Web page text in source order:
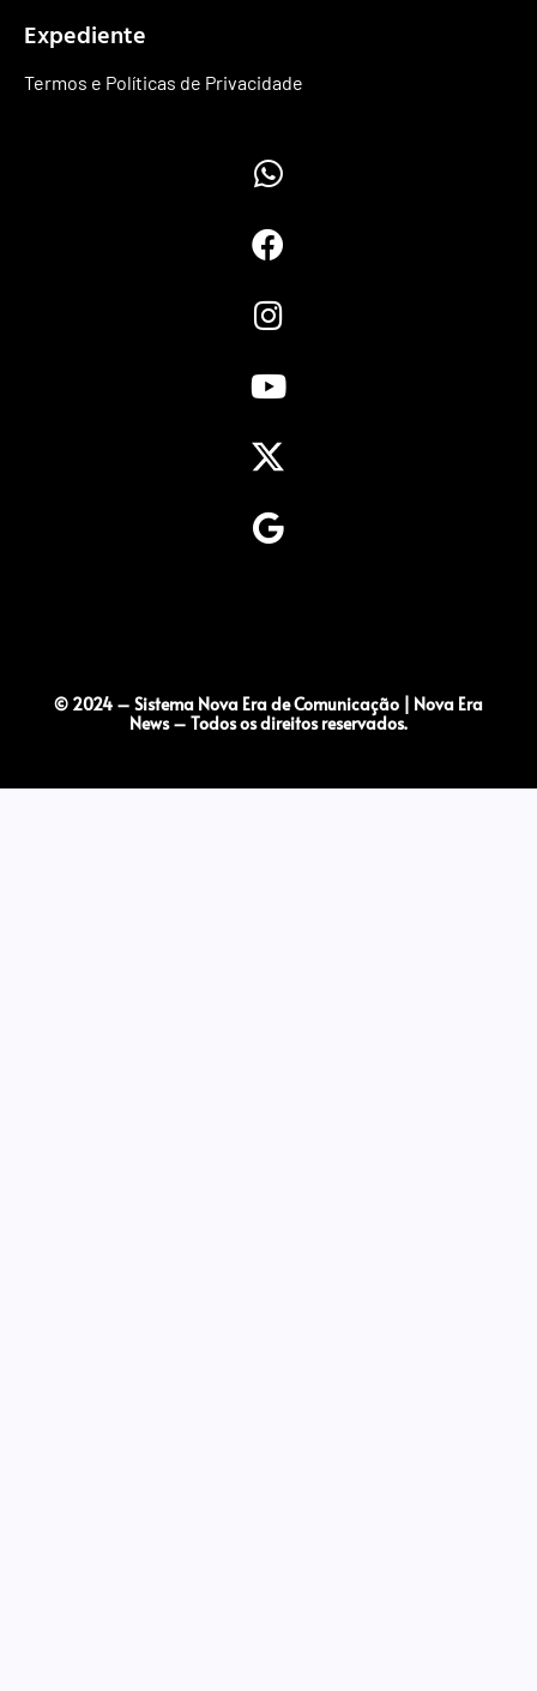
Expediente
Termos e Políticas de Privacidade
© 2024 – Sistema Nova Era de Comunicação | Nova Era
News – Todos os direitos reservados.